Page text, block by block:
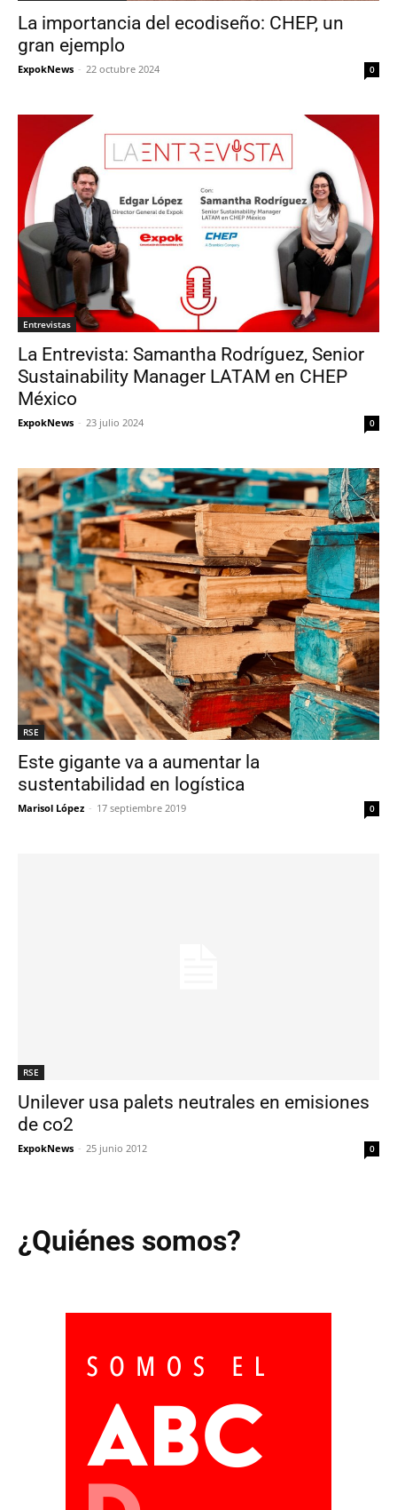
La importancia del ecodiseño: CHEP, un
gran ejemplo
ExpokNews - 22 octubre 2024 0
Entrevistas
La Entrevista: Samantha Rodríguez, Senior
Sustainability Manager LATAM en CHEP
México
ExpokNews - 23 julio 2024 0
RSE
Este gigante va a aumentar la
sustentabilidad en logística
Marisol López - 17 septiembre 2019 0
RSE
Unilever usa palets neutrales en emisiones
de co2
ExpokNews - 25 junio 2012 0
¿Quiénes somos?